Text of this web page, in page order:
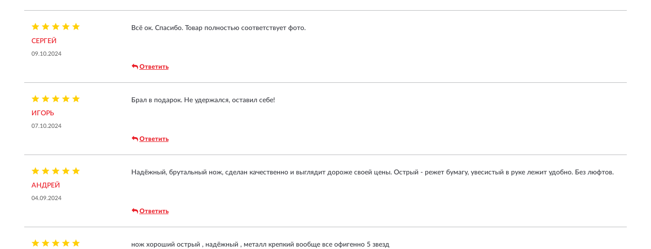
СЕРГЕЙ
09.10.2024
Всё ок. Спасибо. Товар полностью соответствует фото.
Ответить
ИГОРЬ
07.10.2024
Брал в подарок. Не удержался, оставил себе!
Ответить
АНДРЕЙ
04.09.2024
Надёжный, брутальный нож, сделан качественно и выглядит дороже своей цены. Острый - режет бумагу, увесистый в руке лежит удобно. Без люфтов.
Ответить
нож хороший острый , надёжный , металл крепкий вообще все офигенно 5 звезд